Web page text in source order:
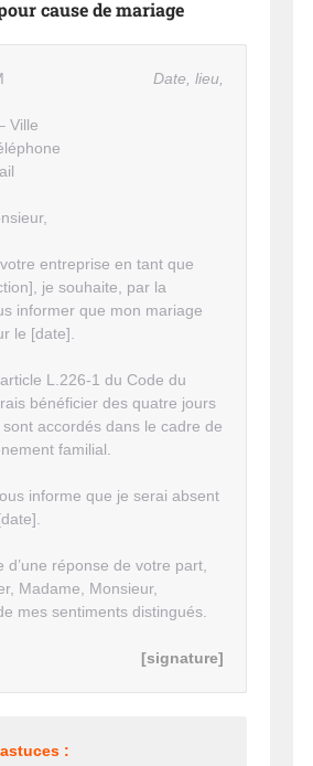
cause de mariage
Date, lieu,
Ville
entreprise en tant que
je souhaite, par la
informer que mon mariage
le [date].
L.226-1 du Code du
bénéficier des quatre jours
accordés dans le cadre de
familial.
informe que je serai absent
d’une réponse de votre part,
Madame, Monsieur,
mes sentiments distingués.
[signature]
: